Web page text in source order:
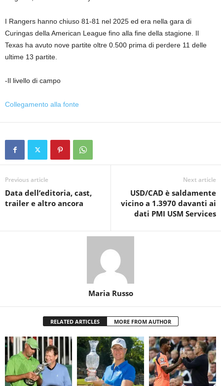
I Rangers hanno chiuso 81-81 nel 2025 ed era nella gara di
Curingas della American League fino alla fine della stagione. Il
Texas ha avuto nove partite oltre 0.500 prima di perdere 11 delle
ultime 13 partite.
-Il livello di campo
Collegamento alla fonte
Previous article
Data dell’editoria, cast,
trailer e altro ancora
Next article
USD/CAD è saldamente
vicino a 1.3970 davanti ai
dati PMI USM Services
Maria Russo
RELATED ARTICLES MORE FROM AUTHOR